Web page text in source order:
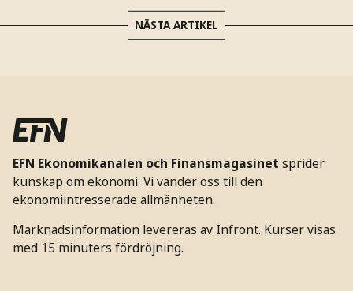
NÄSTA ARTIKEL
EFN Ekonomikanalen och Finansmagasinet sprider
kunskap om ekonomi. Vi vänder oss till den
ekonomiintresserade allmänheten.
Marknadsinformation levereras av Infront. Kurser visas
med 15 minuters fördröjning.